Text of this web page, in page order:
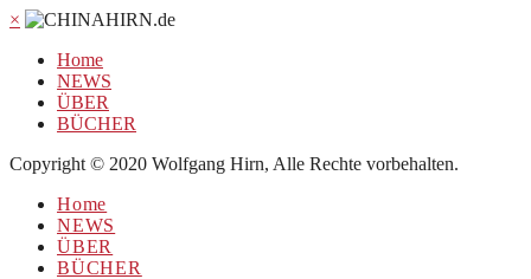
×
Home
NEWS
ÜBER
BÜCHER
Copyright © 2020 Wolfgang Hirn, Alle Rechte vorbehalten.
Home
NEWS
ÜBER
BÜCHER